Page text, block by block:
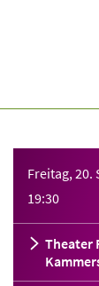
Freitag, 20.
19:30
Theater